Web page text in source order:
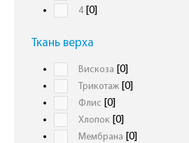
4[0]
Ткань верха
Вискоза [0]
Трикотаж [0]
Флиc [0]
Хлопок [0]
Мембрана [0]